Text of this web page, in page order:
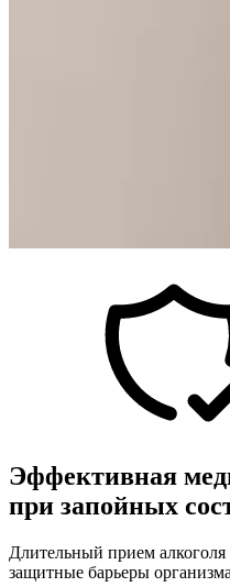
Эффективная
при запойных
Длительный прием алкоголя
защитные барьеры